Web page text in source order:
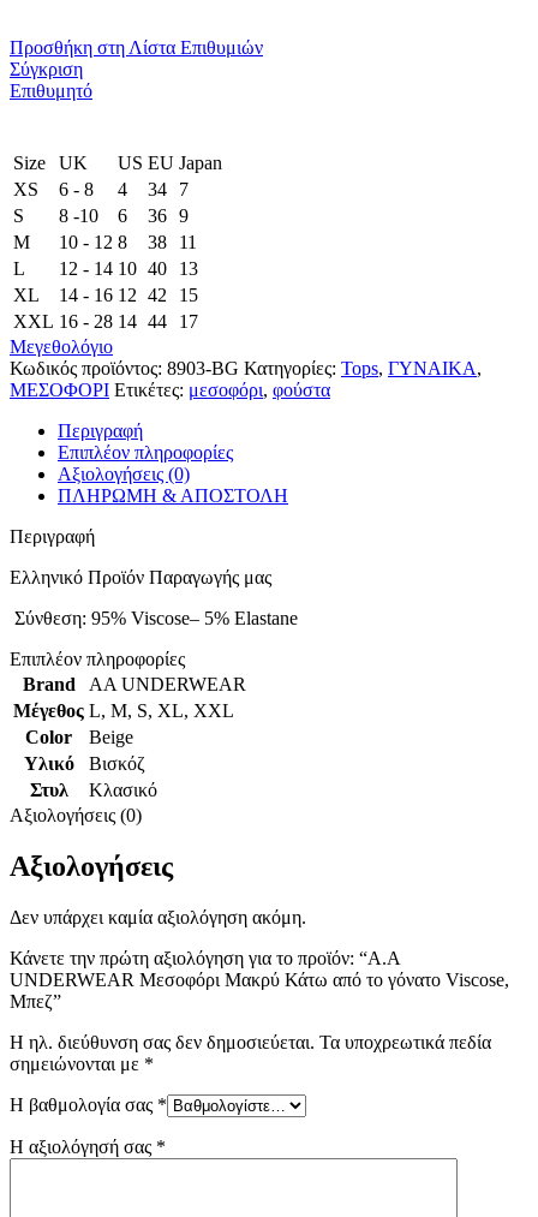
Προσθήκη στη Λίστα Επιθυμιών
Σύγκριση
Επιθυμητό
Size UK US EU Japan
XS
6 - 8 4 34
7
S
8 -10 6 36 9
M
10 - 12 8 38
11
L
12 - 14 10 40
13
XL
14 - 16 12 42
15
XXL 16 - 28 14 44
17
Μεγεθολόγιο
Κωδικός προϊόντος: 8903-BG Κατηγορίες: Tops, ΓΥΝΑΙΚΑ,
ΜΕΣΟΦΟΡΙ Ετικέτες: μεσοφόρι, φούστα
Περιγραφή
Επιπλέον πληροφορίες
Αξιολογήσεις (0)
ΠΛΗΡΩΜΗ & ΑΠΟΣΤΟΛΗ
Περιγραφή
Ελληνικό Προϊόν Παραγωγής μας
Σύνθεση: 95% Viscose– 5% Elastane
Επιπλέον πληροφορίες
Brand
AA UNDERWEAR
Μέγεθος L, M, S, XL, XXL
Color
Beige
Υλικό
Βισκόζ
Στυλ
Κλασικό
Αξιολογήσεις (0)
Αξιολογήσεις
Δεν υπάρχει καμία αξιολόγηση ακόμη.
Κάνετε την πρώτη αξιολόγηση για το προϊόν: “Α.A
UNDERWEAR Μεσοφόρι Μακρύ Κάτω από το γόνατο Viscose,
Μπεζ”
Η ηλ. διεύθυνση σας δεν δημοσιεύεται. Τα υποχρεωτικά πεδία
σημειώνονται με *
Η βαθμολογία σας *
Η αξιολόγησή σας *